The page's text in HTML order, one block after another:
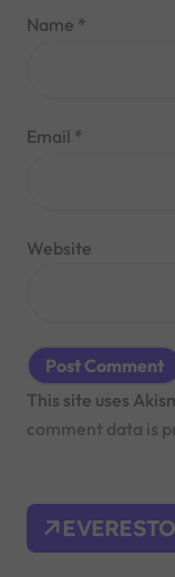
Name *
Email *
Website
This site uses
comment data is